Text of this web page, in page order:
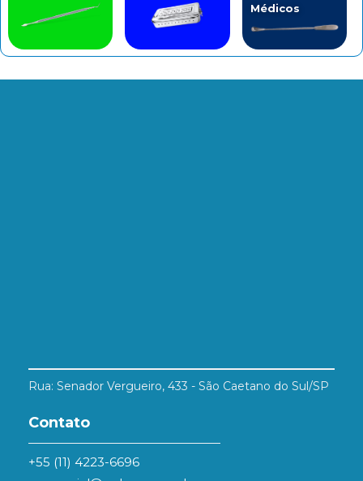
Médicos
Rua: Senador Vergueiro, 433 - São Caetano do Sul/SP
Contato
+55 (11) 4223-6696